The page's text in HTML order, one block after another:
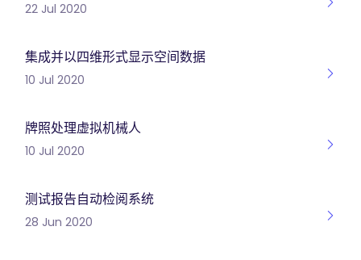
22 Jul 2020
集成并以四维形式显示空间数据
10 Jul 2020
牌照处理虚拟机械人
10 Jul 2020
测试报告自动检阅系统
28 Jun 2020